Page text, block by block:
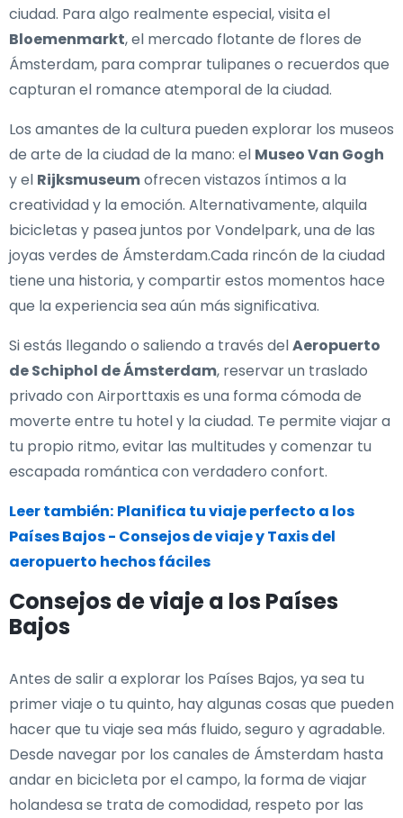
ciudad. Para algo realmente especial, visita el
Bloemenmarkt, el mercado flotante de flores de
Ámsterdam, para comprar tulipanes o recuerdos que
capturan el romance atemporal de la ciudad.
Los amantes de la cultura pueden explorar los museos
de arte de la ciudad de la mano: el Museo Van Gogh
y el Rijksmuseumofrecen vistazos íntimos a la
creatividad y la emoción. Alternativamente, alquila
bicicletas y pasea juntos por Vondelpark, una de las
joyas verdes de Ámsterdam.Cada rincón de la ciudad
tiene una historia, y compartir estos momentos hace
que la experiencia sea aún más significativa.
Si estás llegando o saliendo a través delAeropuerto
de Schiphol de Ámsterdam, reservar un traslado
privado con Airporttaxis es una forma cómoda de
moverte entre tu hotel y la ciudad. Te permite viajar a
tu propio ritmo, evitar las multitudes y comenzar tu
escapada romántica con verdadero confort.
Leer también: Planifica tu viaje perfecto a los
Países Bajos - Consejos de viaje y Taxis del
aeropuerto hechos fáciles
Consejos de viaje a los Países
Bajos
Antes de salir a explorar los Países Bajos, ya sea tu
primer viaje o tu quinto, hay algunas cosas que pueden
hacer que tu viaje sea más fluido, seguro y agradable.
Desde navegar por los canales de Ámsterdam hasta
andar en bicicleta por el campo, la forma de viajar
holandesa se trata de comodidad, respeto por las